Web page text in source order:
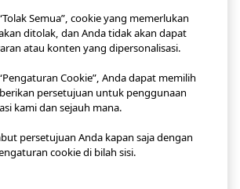
Semua”, cookie yang memerlukan
ditolak, dan Anda tidak akan dapat
atau konten yang dipersonalisasi.
Cookie”, Anda dapat memilih
persetujuan untuk penggunaan
kami dan sejauh mana.
persetujuan Anda kapan saja dengan
cookie di bilah sisi.